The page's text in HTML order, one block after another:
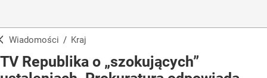
Wiadomości / Kraj
TV Republika o „szokujących”